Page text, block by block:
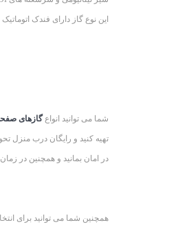
این نوع گاز دارای فندک
شما می توانید انواعگازهای
تهیه کنید و رایگان درب منزل
در امان بمانید و همچنین در
همچنین شما می توانید برای